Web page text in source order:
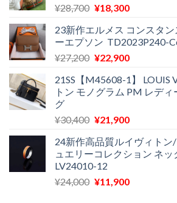
¥28,700 元
価
格
は
で
し
¥18,300現
の
価
格
¥18,300
で
23新作エルメス コンスタン
ーエプソン TD2023P240-
¥27,200 元
価
格
¥27,200
し
た。
¥22,900現
の
価
は
で
す。
21SS【M45608-1】 LOUIS
トン モノグラム PM レデ
グ
¥30,400 元
価
格
は
¥30,400
¥21,900現
の
価
は
24新作高品質ルイヴィト
ュエリーコレクション ネ
LV24010-12
¥24,000 元
¥11,900現